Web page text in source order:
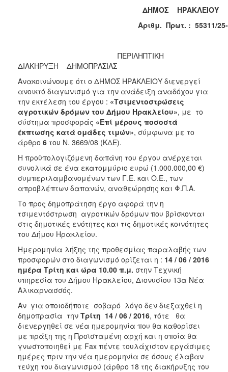
2016
2015
2013
ΔΗΜΟΤΗΣ
ΕΠΙΣΚΕΠΤΗΣ
ΗΡΑΚΛΕΙΟ
ΔΗΜΟΣ ΗΡΑΚΛΕΙΟΥ
Αριθμ. Πρωτ. : 55311/
ΠΕΡΙΛΗΠΤΙΚΗ
ΔΙΑΚΗΡΥΞΗ ΔΗΜΟΠΡΑΣΙΑΣ
Ανακοινώνουμε ότι ο ΔΗΜΟΣ ΗΡΑΚΛΕΙΟΥ διενεργεί
ανοικτό διαγωνισμό για την ανάδειξη αναδόχου για
την εκτέλεση του έργου : «Τσιμεντοστρώσεις
αγροτικών δρόμων του Δήμου Ηρακλείου», με το
σύστημα προσφοράς «Επί μέρους ποσοστά
έκπτωσης κατά ομάδες τιμών», σύμφωνα με το
άρθρο 6 του Ν. 3669/08 (ΚΔΕ).
Η προϋπολογιζόμενη δαπάνη του έργου ανέρχεται
συνολικά σε ένα εκατομμύριο ευρώ (1.000.000,00 €)
συμπεριλαμβανομένων των Γ.Ε. και Ο.Ε., των
απροβλέπτων δαπανών, αναθεώρησης και Φ.Π.Α.
Το προς δημοπράτηση έργο αφορά την η
τσιμεντόστρωση αγροτικών δρόμων που βρίσκονται
στις δημοτικές ενότητες και τις δημοτικές κοινότητες
του Δήμου Ηρακλείου.
Ημερομηνία λήξης της προθεσμίας παραλαβής των
προσφορών στο διαγωνισμό ορίζεται η : 14 / 06 / 2016
ημέρα Τρίτη και ώρα 10.00 π.μ. στην Τεχνική
υπηρεσία του Δήμου Ηρακλείου, Διονυσίου 13α Νέα
Αλικαρνασσός.
Αν για οποιοδήποτε σοβαρό λόγο δεν διεξαχθεί η
δημοπρασία την Τρίτη 14 / 06 / 2016, τότε θα
διενεργηθεί σε νέα ημερομηνία που θα καθορίσει
με πράξη της η Προϊσταμένη αρχή και η οποία θα
γνωστοποιηθεί με Fax πέντε τουλάχιστον εργάσιμες
ημέρες πριν την νέα ημερομηνία σε όσους έλαβαν
τεύχη του διαγωνισμού (άρθρο 18 της διακήρυξης του